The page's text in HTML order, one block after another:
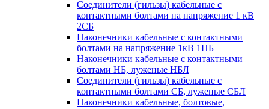
Соединители (гильзы) кабельные с
контактными болтами на напряжение 1 кВ
2СБ
Наконечники кабельные с контактными
болтами на напряжение 1кВ 1НБ
Наконечники кабельные с контактными
болтами НБ, луженые НБЛ
Соединители (гильзы) кабельные с
контактными болтами СБ, луженые СБЛ
Наконечники кабельные, болтовые,